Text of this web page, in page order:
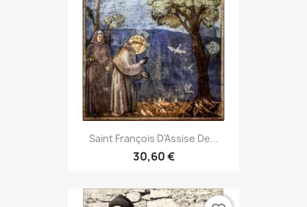
Saint François D'Assise De...
30,60 €